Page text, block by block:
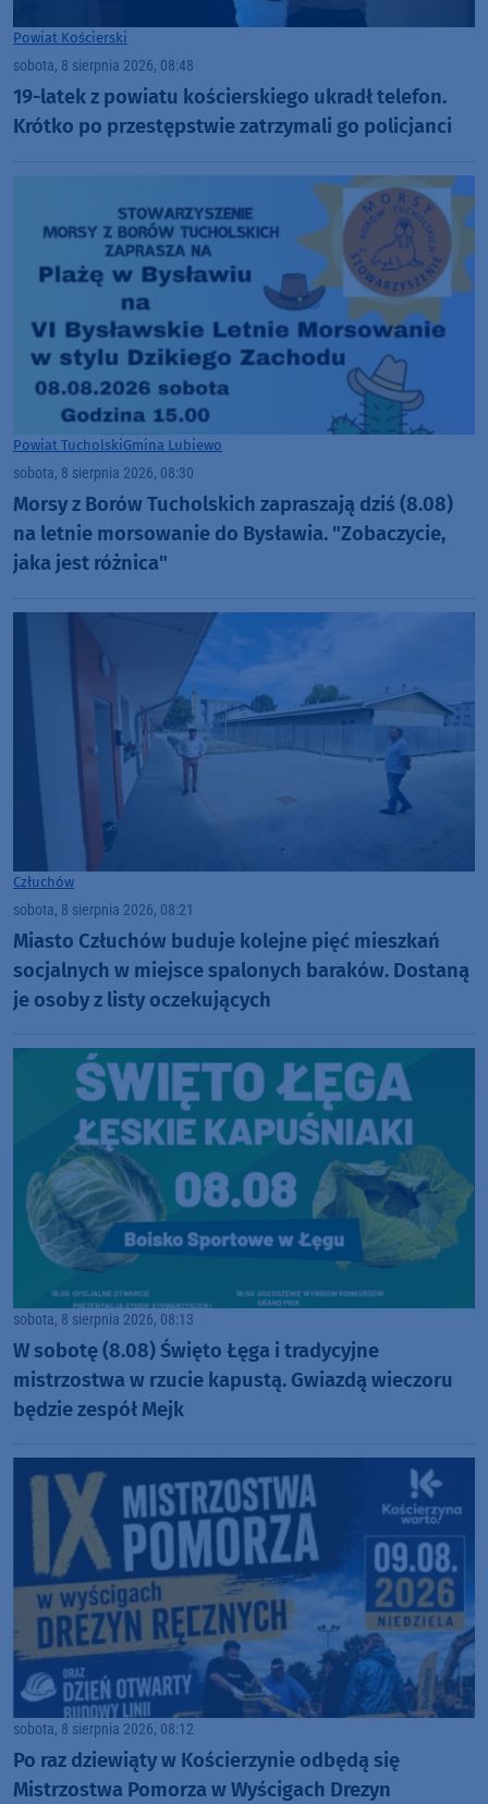
Powiat Kościerski
sobota, 8 sierpnia 2026, 08:48
19-latek z powiatu kościerskiego ukradł telefon.
Krótko po przestępstwie zatrzymali go policjanci
Powiat TucholskiGmina Lubiewo
sobota, 8 sierpnia 2026, 08:30
Morsy z Borów Tucholskich zapraszają dziś (8.08)
na letnie morsowanie do Bysławia. "Zobaczycie,
jaka jest różnica"
Człuchów
sobota, 8 sierpnia 2026, 08:21
Miasto Człuchów buduje kolejne pięć mieszkań
socjalnych w miejsce spalonych baraków. Dostaną
je osoby z listy oczekujących
sobota, 8 sierpnia 2026, 08:13
W sobotę (8.08) Święto Łęga i tradycyjne
mistrzostwa w rzucie kapustą. Gwiazdą wieczoru
będzie zespół Mejk
sobota, 8 sierpnia 2026, 08:12
Po raz dziewiąty w Kościerzynie odbędą się
Mistrzostwa Pomorza w Wyścigach Drezyn